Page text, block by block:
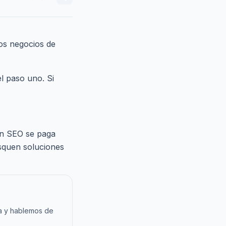
negocios de
paso uno. Si
SEO se paga
soluciones
y hablemos de